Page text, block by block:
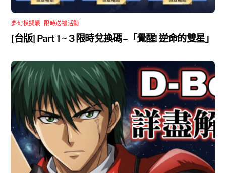
夢幻模擬戰 限時送禮活動
[台版] Part 1 ~ 3 限時兌換碼 –「覺醒! 逆命的雙星」